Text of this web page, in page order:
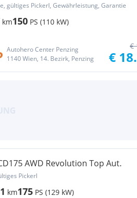
gültiges Pickerl, Gewährleistung, Garantie
km150 PS (110 kW)
Autohero Center Penzing
1140 Wien, 14. Bezirk, Penzing
€
€
AWD Revolution Top Aut.
Pickerl
km175 PS (129 kW)